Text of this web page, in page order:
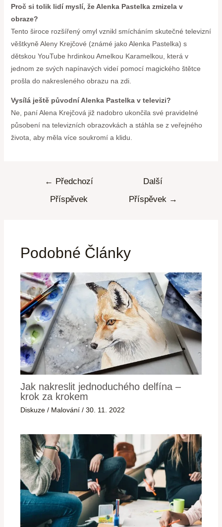
Proč si tolik lidí myslí, že Alenka Pastelka zmizela v
obraze?
Tento široce rozšířený omyl vznikl smícháním skutečné televizní
věštkyně Aleny Krejčové (známé jako Alenka Pastelka) s
dětskou YouTube hrdinkou Amelkou Karamelkou, která v
jednom ze svých napínavých videí pomocí magického štětce
prošla do nakresleného obrazu na zdi.
Vysílá ještě původní Alenka Pastelka v televizi?
Ne, paní Alena Krejčová již nadobro ukončila své pravidelné
působení na televizních obrazovkách a stáhla se z veřejného
života, aby měla více soukromí a klidu.
← Předchozí
Příspěvek
Další
Příspěvek →
Podobné Články
Jak nakreslit jednoduchého delfína –
krok za krokem
Diskuze / Malování /30. 11. 2022